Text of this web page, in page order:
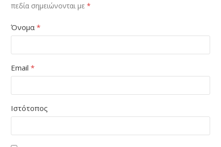
πεδία σημειώνονται με*
Όνομα*
Email*
Ιστότοπος